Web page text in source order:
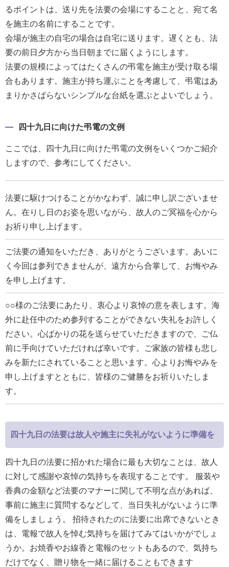
るポイントは、送り先を法要の会場にすることと、宛て名
を施主の名前にすることです。
会場が施主の自宅の場合は自宅に送ります。遅くとも、法
要の前日夕方から当日朝までに届くようにします。
法要の規模によってはたくさんの弔電を施主が受け取る場
合もあります。施主が持ち運ぶことを考慮して、弔電はあ
まりかさばらないシンプルな台紙を選ぶとよいでしょう。
四十九日に向けた弔電の文例
ここでは、四十九日に向けた弔電の文例をいくつかご紹介
しますので、参考にしてください。
法要に駆けつけることがかなわず、誠に申し訳ございませ
ん。在りし日のお姿を思いながら、故人のご冥福を心から
お祈り申し上げます。
ご法要の通知をいただき、ありがとうございます。あいに
く今回は参列できませんが、遠方から合掌して、お悔やみ
を申し上げます。
○○様のご法要にあたり、衷心より哀悼の意を表します。海
外に赴任中のため参列することができない失礼をお許しく
ださい。心ばかりの花を送らせていただきますので、ご仏
前に手向けていただければ幸いです。ご家族の皆様も悲し
みを新たにされていることと思います。心よりお悔やみを
申し上げますとともに、皆様のご健勝をお祈りいたしま
す。
四十九日の法要は故人や施主に失礼がないように準備を
四十九日の法要に招かれた場合に最も大切なことは、故人
に対して感謝や哀悼の気持ちを表現することです。 服装や
香典の金額など法要のマナーに関して不明な点があれば、
事前に施主に質問するなどして、当日失礼がないように準
備をしましょう。 招待されたのに法要に出席できないとき
は、電報で故人を悼む気持ちを届けてみてはいかがでしょ
うか。お焼香やお線香と電報のセットもあるので、気持ち
だけでなく、贈り物を一緒に届けることもできます